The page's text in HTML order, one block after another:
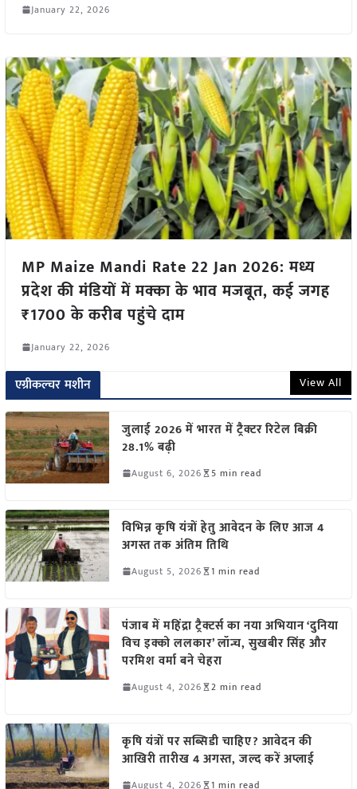
January 22, 2026
MP Maize Mandi Rate 22 Jan 2026: मध्य
प्रदेश की मंडियों में मक्का के भाव मजबूत, कई जगह
₹1700 के करीब पहुंचे दाम
January 22, 2026
एग्रीकल्चर मशीन View All
जुलाई 2026 में भारत में ट्रैक्टर रिटेल बिक्री
28.1% बढ़ी
August 6, 2026 5 min read
विभिन्न कृषि यंत्रों हेतु आवेदन के लिए आज 4
अगस्त तक अंतिम तिथि
August 5, 2026 1 min read
पंजाब में महिंद्रा ट्रैक्टर्स का नया अभियान ‘दुनिया
विच इक्को ललकार’ लॉन्च, सुखबीर सिंह और
परमिश वर्मा बने चेहरा
August 4, 2026 2 min read
कृषि यंत्रों पर सब्सिडी चाहिए? आवेदन की
आखिरी तारीख 4 अगस्त, जल्द करें अप्लाई
August 4, 2026 1 min read